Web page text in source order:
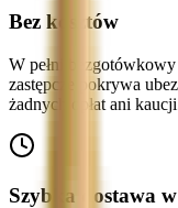
Bez kosztów
W pełni
zastępcze pokrywa
żadnych opłat ani
Szybka dostawa